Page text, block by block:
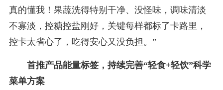
真的懂我！果蔬洗得特别干净、没怪味，调味清淡
不寡淡，控糖控盐刚好，关键每样都标了卡路里，
控卡太省心了，吃得安心又没负担。”
首推产品能量标签，持续完善“轻食+轻饮”科学
菜单方案